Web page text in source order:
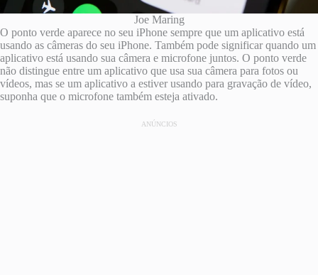
Joe Maring
O ponto verde aparece no seu iPhone sempre que um aplicativo está
usando as câmeras do seu iPhone. Também pode significar quando um
aplicativo está usando sua câmera e microfone juntos. O ponto verde
não distingue entre um aplicativo que usa sua câmera para fotos ou
vídeos, mas se um aplicativo a estiver usando para gravação de vídeo,
suponha que o microfone também esteja ativado.
ANÚNCIOS